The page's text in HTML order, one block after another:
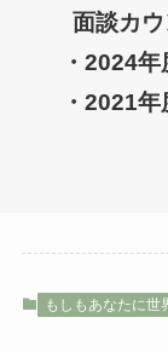
面談カ
・2024
・2021
もしもあなたに世